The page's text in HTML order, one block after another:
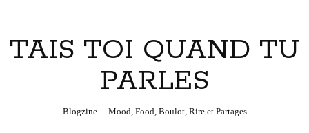
TAIS TOI QUAND TU
PARLES
Blogzine… Mood, Food, Boulot, Rire et Partages